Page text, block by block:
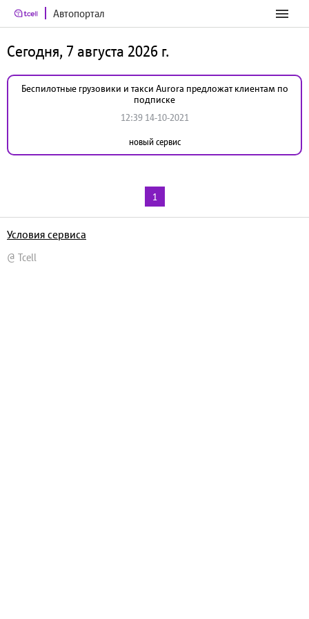
Автопортал
Сегодня, 7 августа 2026 г.
Беспилотные грузовики и такси Aurora предложат клиентам по
подписке
12:39 14-10-2021
новый сервис
1
@ Tcell
Условия сервиса